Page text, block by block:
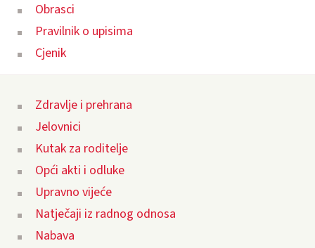
Obrasci
Pravilnik o upisima
Cjenik
Zdravlje i prehrana
Jelovnici
Kutak za roditelje
Opći akti i odluke
Upravno vijeće
Natječaji iz radnog odnosa
Nabava